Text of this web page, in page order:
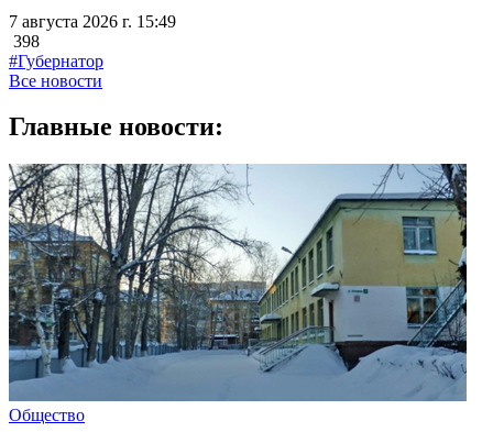
7 августа 2026 г. 15:49
398
#Губернатор
Все новости
Главные новости:
Общество